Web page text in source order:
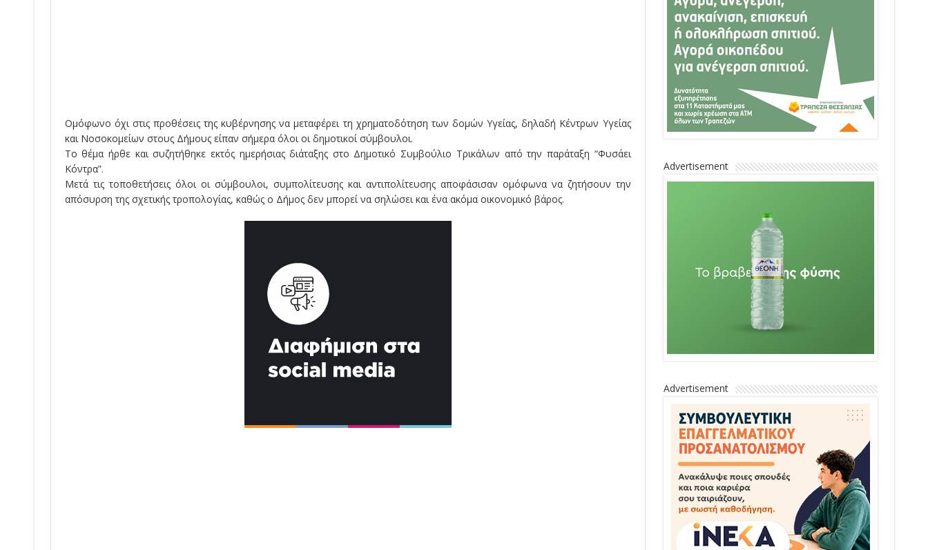
Ομόφωνο όχι στις προθέσεις της κυβέρνησης να μεταφέρει τη χρηματοδότηση των δομών Υγείας, δηλαδή Κέντρων Υγείας
και Νοσοκομείων στους Δήμους είπαν σήμερα όλοι οι δημοτικοί σύμβουλοι.
Το θέμα ήρθε και συζητήθηκε εκτός ημερήσιας διάταξης στο Δημοτικό Συμβούλιο Τρικάλων από την παράταξη “Φυσάει
Κόντρα”.
Μετά τις τοποθετήσεις όλοι οι σύμβουλοι, συμπολίτευσης και αντιπολίτευσης αποφάσισαν ομόφωνα να ζητήσουν την
απόσυρση της σχετικής τροπολογίας, καθώς ο Δήμος δεν μπορεί να σηλώσει και ένα ακόμα οικονομικό βάρος.
Advertisement
Advertisement